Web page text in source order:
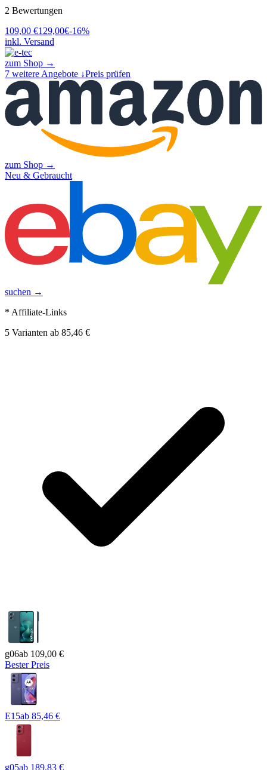
2 Bewertungen
109,00 €129,00€-16%
inkl. Versand
zum Shop →
7 weitere Angebote ↓Preis prüfen
zum Shop →
Neu & Gebraucht
suchen →
* Affiliate-Links
5 Varianten ab 85,46 €
g06ab 109,00 €
Bester Preis
E15ab 85,46 €
g05ab 189,83 €